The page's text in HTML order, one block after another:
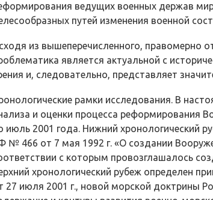
ведущих военных держав
путей изменения военной
из вышеперечисленного, правомерно
является актуальной с
и, следовательно, представляет
рамки исследования. В
и оценки процесса реформирования
июль 2001 года. Нижний хронологический
№ 466 от 7 мая 1992 г. «О создании
с которым провозглашалось
хронологический рубеж определен
27 июля 2001 г., новой морской доктрины